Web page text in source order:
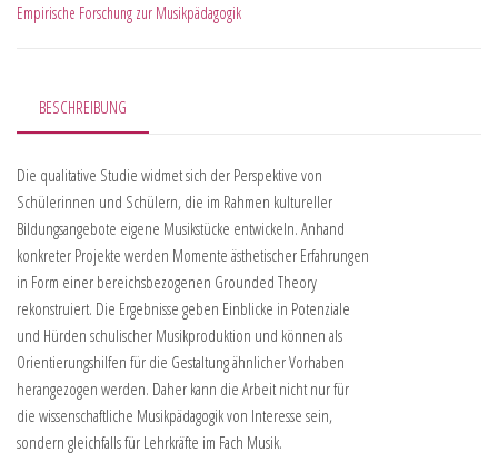
Empirische Forschung zur Musikpädagogik
BESCHREIBUNG
Die qualitative Studie widmet sich der Perspektive von
Schülerinnen und Schülern, die im Rahmen kultureller
Bildungsangebote eigene Musikstücke entwickeln. Anhand
konkreter Projekte werden Momente ästhetischer Erfahrungen
in Form einer bereichsbezogenen Grounded Theory
rekonstruiert. Die Ergebnisse geben Einblicke in Potenziale
und Hürden schulischer Musikproduktion und können als
Orientierungshilfen für die Gestaltung ähnlicher Vorhaben
herangezogen werden. Daher kann die Arbeit nicht nur für
die wissenschaftliche Musikpädagogik von Interesse sein,
sondern gleichfalls für Lehrkräfte im Fach Musik.